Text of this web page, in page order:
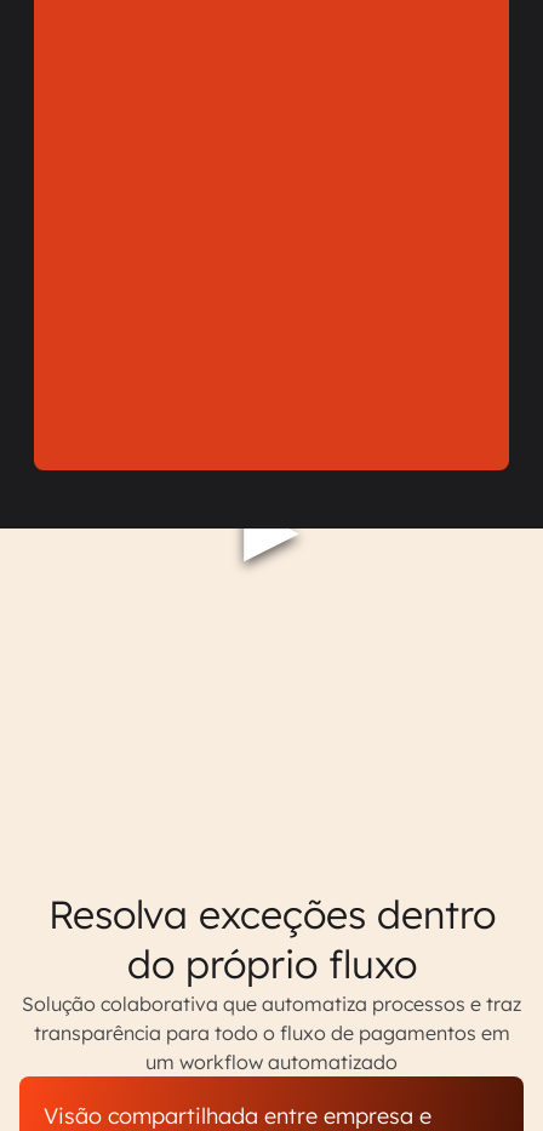
Resolva exceções dentro
do próprio fluxo
Solução colaborativa que automatiza processos e traz
transparência para todo o fluxo de pagamentos em
um workflow automatizado
Visão compartilhada entre empresa e